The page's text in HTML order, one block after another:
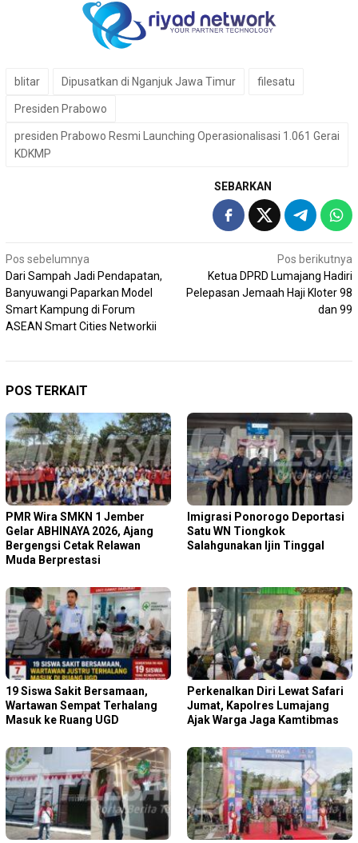
blitar Dipusatkan di Nganjuk Jawa Timur filesatu
Presiden Prabowo
presiden Prabowo Resmi Launching Operasionalisasi 1.061 Gerai
KDKMP
SEBARKAN
Navigasi
pos
Pos sebelumnya
Dari Sampah Jadi Pendapatan,
Banyuwangi Paparkan Model
Smart Kampung di Forum
ASEAN Smart Cities Networkii
Pos berikutnya
Ketua DPRD Lumajang Hadiri
Pelepasan Jemaah Haji Kloter 98
dan 99
POS TERKAIT
PMR Wira SMKN 1 Jember
Gelar ABHINAYA 2026, Ajang
Bergengsi Cetak Relawan
Muda Berprestasi
Imigrasi Ponorogo Deportasi
Satu WN Tiongkok
Salahgunakan Ijin Tinggal
19 Siswa Sakit Bersamaan,
Wartawan Sempat Terhalang
Masuk ke Ruang UGD
Perkenalkan Diri Lewat Safari
Jumat, Kapolres Lumajang
Ajak Warga Jaga Kamtibmas